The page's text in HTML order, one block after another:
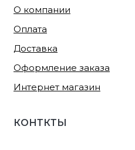
О компании
Оплата
Доставка
Оформление заказа
Интернет магазин
КОНТКТЫ